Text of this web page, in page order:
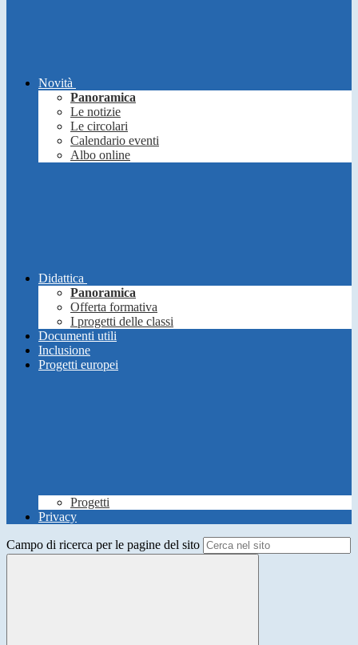
Novità
Panoramica
Le notizie
Le circolari
Calendario eventi
Albo online
Didattica
Panoramica
Offerta formativa
I progetti delle classi
Documenti utili
Inclusione
Progetti europei
Progetti
Privacy
Campo di ricerca per le pagine del sito